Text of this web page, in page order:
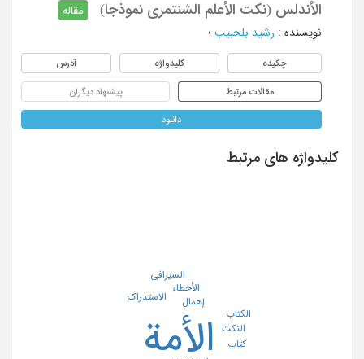
الأندلس (نکت الأعلم الشنتمری نموذجا)
مقاله
نویسنده : رشید بلحبیب ؛
چکیده کلیدواژه آدرس
مقالات مرتبط پیشنهاد دیگران
دانلود
کلیدواژه های مرتبط
الأمة
إهمال
الأخطاء
الاستدراک
السیرافی
النکت
الکتاب
کتاب